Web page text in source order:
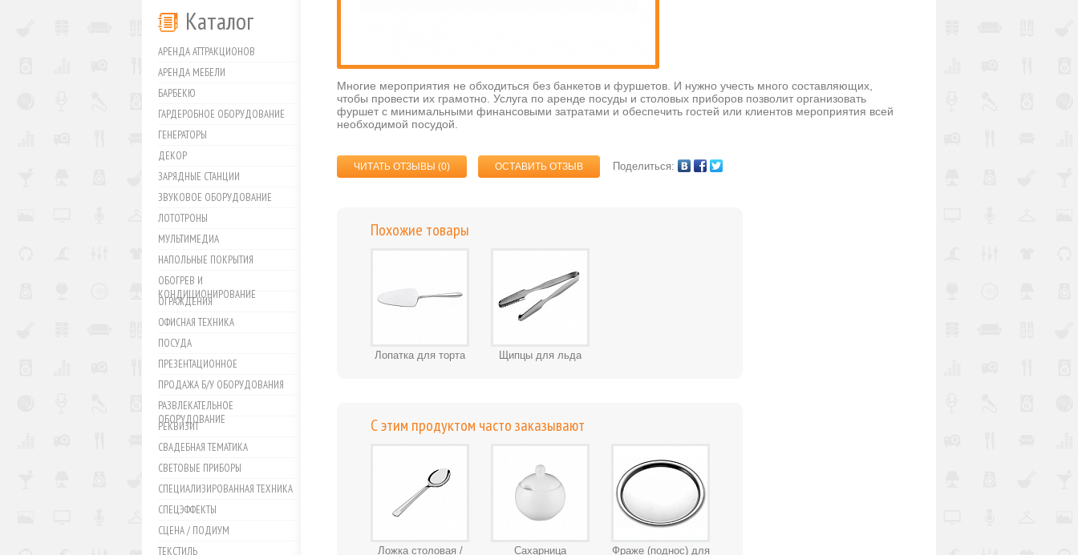
Каталог
АРЕНДА АТТРАКЦИОНОВ
АРЕНДА МЕБЕЛИ
БАРБЕКЮ
ГАРДЕРОБНОЕ ОБОРУДОВАНИЕ
ГЕНЕРАТОРЫ
ДЕКОР
ЗАРЯДНЫЕ СТАНЦИИ
ЗВУКОВОЕ ОБОРУДОВАНИЕ
ЛОТОТРОНЫ
МУЛЬТИМЕДИА
НАПОЛЬНЫЕ ПОКРЫТИЯ
ОБОГРЕВ И
КОНДИЦИОНИРОВАНИЕ
ОГРАЖДЕНИЯ
ОФИСНАЯ ТЕХНИКА
ПОСУДА
ПРЕЗЕНТАЦИОННОЕ
ПРОДАЖА Б/У ОБОРУДОВАНИЯ
РАЗВЛЕКАТЕЛЬНОЕ
ОБОРУДОВАНИЕ
РЕКВИЗИТ
СВАДЕБНАЯ ТЕМАТИКА
СВЕТОВЫЕ ПРИБОРЫ
СПЕЦИАЛИЗИРОВАННАЯ ТЕХНИКА
СПЕЦЭФФЕКТЫ
СЦЕНА / ПОДИУМ
ТЕКСТИЛЬ
Многие мероприятия не обходиться без банкетов и фуршетов. И нужно учесть много составляющих,
чтобы провести их грамотно. Услуга по аренде посуды и столовых приборов позволит организовать
фуршет с минимальными финансовыми затратами и обеспечить гостей или клиентов мероприятия всей
необходимой посудой.
ЧИТАТЬ ОТЗЫВЫ (0) ОСТАВИТЬ ОТЗЫВ Поделиться:
Похожие товары
Лопатка для торта Щипцы для льда
С этим продуктом часто заказывают
Ложка столовая / Сахарница Фраже (поднос) для